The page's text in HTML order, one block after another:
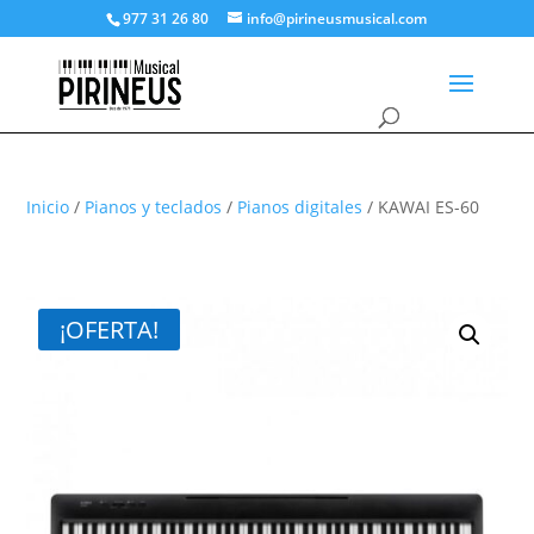
977 31 26 80 info@pirineusmusical.com
Inicio / Pianos y teclados / Pianos digitales / KAWAI ES-60
¡OFERTA!